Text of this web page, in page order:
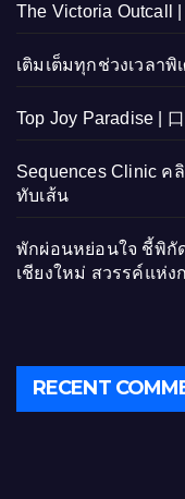
The Victoria Outcall
เติมเต็มทุกช่วงเวลา
Top Joy Paradise |
Sequences Clinic
ทับเส้น
พักผ่อนหย่อนใจ ชี้พิกัด
เชียงใหม่ สวรรค์แห่ง
RECENT